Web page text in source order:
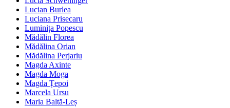
Lucian Burlea
Luciana Prisecaru
Luminița Popescu
Mădălin Florea
Mădălina Orian
Mădălina Perjariu
Magda Axinte
Magda Moga
Magda Țepoi
Marcela Ursu
Maria Baltă-Leș